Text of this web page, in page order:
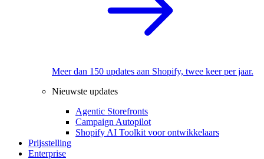
Meer dan 150 updates aan Shopify, twee keer per jaar.
Nieuwste updates
Agentic Storefronts
Campaign Autopilot
Shopify AI Toolkit voor ontwikkelaars
Prijsstelling
Enterprise